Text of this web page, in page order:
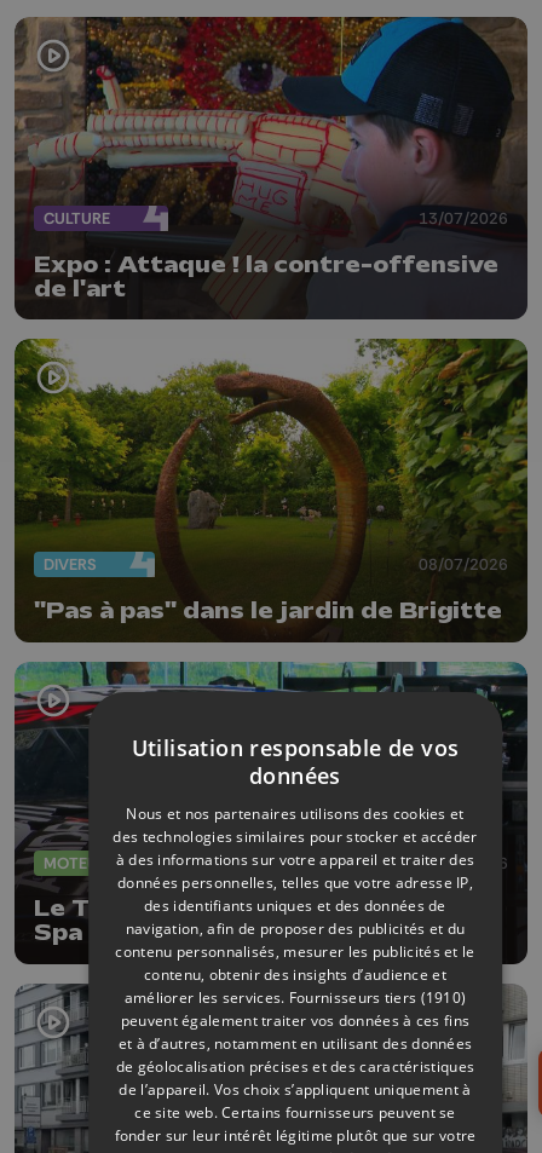
CULTURE 13/07/2026
Expo : Attaque ! la contre-offensive
de l'art
DIVERS 08/07/2026
"Pas à pas" dans le jardin de Brigitte
MOTEUR 19/06/2026
Le Team WRT fonce vers les 24H de
Spa
Utilisation responsable de vos
données
Nous et nos partenaires utilisons des cookies et
des technologies similaires pour stocker et accéder
à des informations sur votre appareil et traiter des
données personnelles, telles que votre adresse IP,
des identifiants uniques et des données de
navigation, afin de proposer des publicités et du
contenu personnalisés, mesurer les publicités et le
contenu, obtenir des insights d’audience et
améliorer les services. Fournisseurs tiers (1910)
peuvent également traiter vos données à ces fins
et à d’autres, notamment en utilisant des données
de géolocalisation précises et des caractéristiques
de l’appareil. Vos choix s’appliquent uniquement à
ce site web. Certains fournisseurs peuvent se
fonder sur leur intérêt légitime plutôt que sur votre